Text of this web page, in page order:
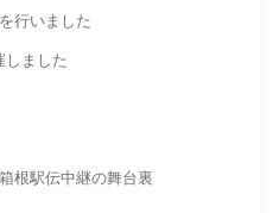
行いました
しました
根駅伝中継の舞台裏